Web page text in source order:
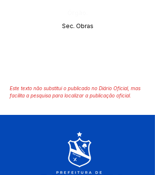
Sec. Obras
Este texto não substitui o publicado no Diário Oficial, mas
facilita a pesquisa para localizar a publicação oficial.